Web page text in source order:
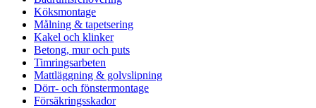
Köksmontage
Målning & tapetsering
Kakel och klinker
Betong, mur och puts
Timringsarbeten
Mattläggning & golvslipning
Dörr- och fönstermontage
Försäkringsskador